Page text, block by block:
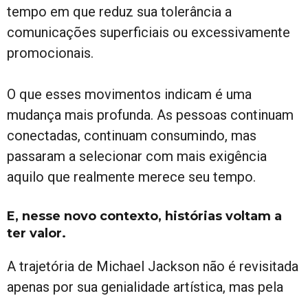
tempo em que reduz sua tolerância a
comunicações superficiais ou excessivamente
promocionais.
O que esses movimentos indicam é uma
mudança mais profunda. As pessoas continuam
conectadas, continuam consumindo, mas
passaram a selecionar com mais exigência
aquilo que realmente merece seu tempo.
E, nesse novo contexto, histórias voltam a
ter valor.
A trajetória de Michael Jackson não é revisitada
apenas por sua genialidade artística, mas pela